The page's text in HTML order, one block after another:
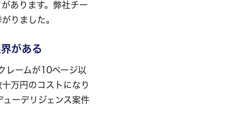
あります。弊社チー
りました。
がある
レームが10ページ以
万円のコストになり
ーデリジェンス案件